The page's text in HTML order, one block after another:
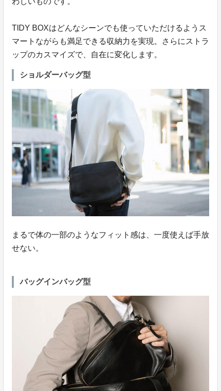
TIDY BOXはどんなシーンでも使っていただけるようス
マートながらも満足できる収納力を実現。さらにストラ
ップのカスマイズで、自在に変化します。
ショルダーバッグ型
まるで体の一部のようなフィット感は、一度使えば手放
せない。
バッグインバッグ型